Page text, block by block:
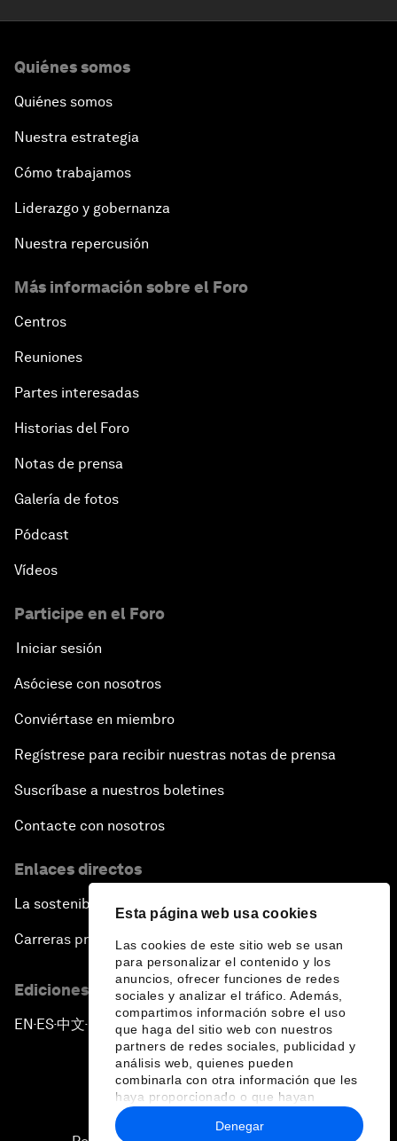
Esta página web usa cookies
Las cookies de este sitio web se usan
para personalizar el contenido y los
anuncios, ofrecer funciones de redes
sociales y analizar el tráfico. Además,
compartimos información sobre el uso
que haga del sitio web con nuestros
partners de redes sociales, publicidad y
análisis web, quienes pueden
combinarla con otra información que les
haya proporcionado o que hayan
recopilado a partir del uso que haya
hecho de sus servicios.
Denegar
Quiénes somos
Quiénes somos
Nuestra estrategia
Cómo trabajamos
Liderazgo y gobernanza
Nuestra repercusión
Más información sobre el Foro
Centros
Reuniones
Partes interesadas
Historias del Foro
Notas de prensa
Galería de fotos
Pódcast
Vídeos
Participe en el Foro
Iniciar sesión
Asóciese con nosotros
Conviértase en miembro
Regístrese para recibir nuestras notas de prensa
Suscríbase a nuestros boletines
Contacte con nosotros
Enlaces directos
La sostenibilidad en el Foro
Carreras profesionales
Ediciones en otros idiomas
EN ▪ES▪中文▪ 日本語